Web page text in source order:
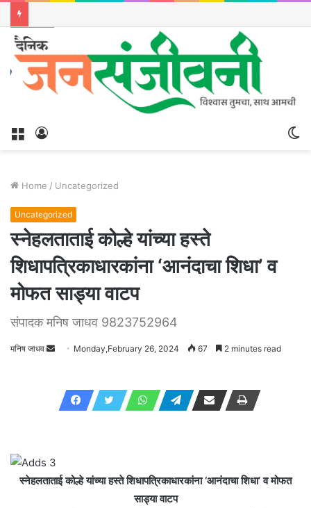
Menu
Home / Uncategorized
Uncategorized
स्नेहलताताई कोल्हे यांच्या हस्ते
शिधापत्रिकाधारकांना ‘आनंदाचा शिधा’ व
मोफत साड्या वाटप
संपादक मनिष जाधव 9823752964
मनिष जाधव
SendMonday,February 26, 2024 67 2 minutes read
स्नेहलताताई कोल्हे यांच्या हस्ते शिधापत्रिकाधारकांना ‘आनंदाचा शिधा’ व मोफत
साड्या वाटप